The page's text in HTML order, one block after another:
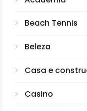
Beach Tennis
Beleza
Casa e
Casino